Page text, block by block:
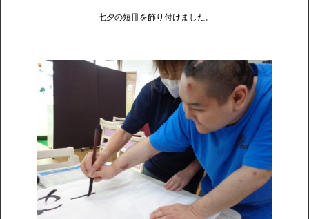
七夕の短冊を飾り付けました。